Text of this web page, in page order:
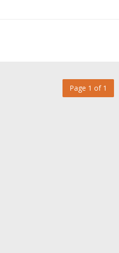
Page 1 of 1